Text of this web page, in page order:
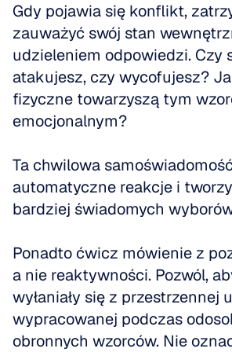
Gdy pojawia się konflikt,
zauważyć swój stan
udzieleniem odpowiedzi. Czy
atakujesz, czy wycofujesz?
fizyczne towarzyszą tym
emocjonalnym?
Ta chwilowa
automatyczne reakcje i
bardziej świadomych
Ponadto ćwicz mówienie z
a nie reaktywności. Pozwól,
wyłaniały się z przestrzennej
wypracowanej podczas
obronnych wzorców. Nie